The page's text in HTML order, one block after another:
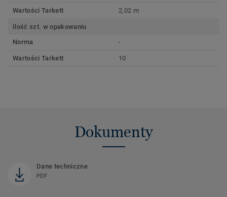
Wartości Tarkett 2,02 m
Ilość szt. w opakowaniu
Norma
-
Wartości Tarkett 10
Dokumenty
Dane techniczne
PDF